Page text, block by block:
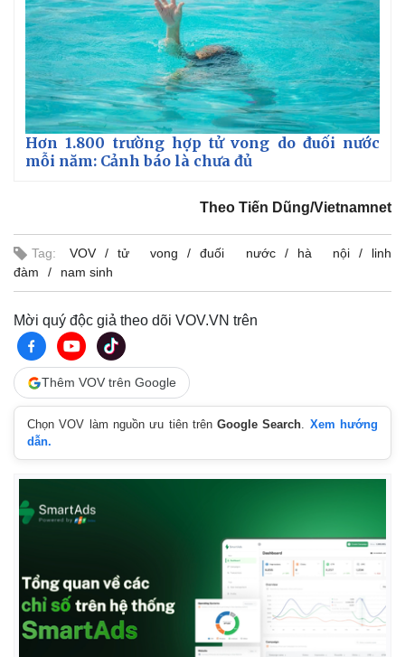
Thế giới
Quan sát
Cuộc sống đó đây
Hồ sơ
Multimedia
Infographic
Hơn 1.800 trường hợp tử vong do đuối nước
mỗi năm: Cảnh báo là chưa đủ
Theo Tiến Dũng/Vietnamnet
Tag: VOV tử vong đuối nước hà nội
linh
đàm
nam sinh
Mời quý độc giả theo dõi VOV.VN trên
Thêm VOV trên Google
Chọn VOV làm nguồn ưu tiên trênGoogle Search. Xem hướng
dẫn.